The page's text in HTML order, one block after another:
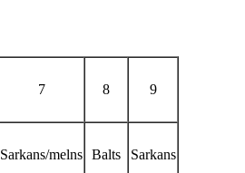
7 8 9
Sarkans/melns Balts Sarkans